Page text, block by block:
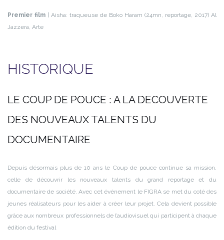
Premier film | Aisha: traqueuse de Boko Haram (24mn, reportage, 2017) Al
Jazzera, Arte
HISTORIQUE
LE COUP DE POUCE : A LA DECOUVERTE
DES NOUVEAUX TALENTS DU
DOCUMENTAIRE
Depuis désormais plus de 10 ans le Coup de pouce continue sa mission,
celle de découvrir les nouveaux talents du grand reportage et du
documentaire de société. Avec cet événement le FIGRA se met du coté des
jeunes réalisateurs pour les aider à créer leur projet. Cela devient possible
grâce aux nombreux professionnels de l’audiovisuel qui participent à chaque
édition du festival